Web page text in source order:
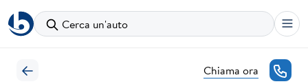
Cerca un'auto
Chiama ora